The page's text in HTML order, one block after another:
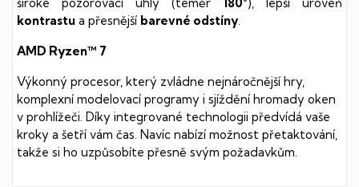
kontrastu a přesnější barevné odstíny
AMD Ryzen™ 7
Výkonný procesor, který zvládne nejnáročnější hry,
komplexní modelovací programy i sjíždění hromady oken
v prohlížeči. Díky integrované technologii předvídá vaše
kroky a šetří vám čas. Navíc nabízí možnost přetaktování,
takže si ho uzpůsobíte přesně svým požadavkům.